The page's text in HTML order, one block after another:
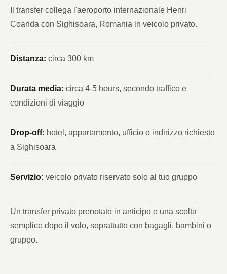
Il transfer collega l'aeroporto internazionale Henri
Coanda con Sighisoara, Romania in veicolo privato.
Distanza: circa 300 km
Durata media: circa 4-5 hours, secondo traffico e
condizioni di viaggio
Drop-off: hotel, appartamento, ufficio o indirizzo richiesto
a Sighisoara
Servizio: veicolo privato riservato solo al tuo gruppo
Un transfer privato prenotato in anticipo e una scelta
semplice dopo il volo, soprattutto con bagagli, bambini o
gruppo.